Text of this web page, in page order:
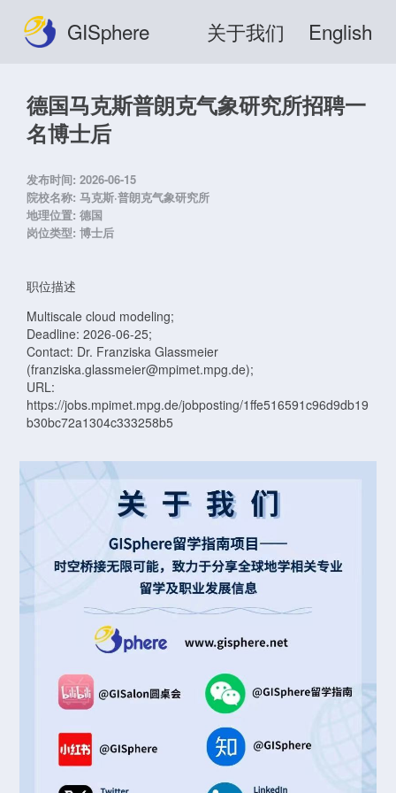
GISphere 关于我们 English
德国马克斯普朗克气象研究所招聘一
名博士后
发布时间: 2026-06-15
院校名称: 马克斯·普朗克气象研究所
地理位置: 德国
岗位类型: 博士后
职位描述
Multiscale cloud modeling;
Deadline: 2026-06-25;
Contact: Dr. Franziska Glassmeier
(franziska.glassmeier@mpimet.mpg.de);
URL:
https://jobs.mpimet.mpg.de/jobposting/1ffe516591c96d9db19
b30bc72a1304c333258b5